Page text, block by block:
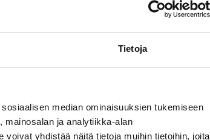
Tietoja
median ominaisuuksien tukemiseen
mainosalan ja analytiikka-alan
yhdistää näitä tietoja muihin tietoihin, joita